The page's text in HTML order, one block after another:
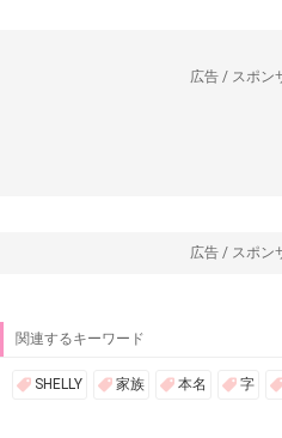
広告 / スポン
広告 / スポン
関連するキーワード
SHELLY 家族 本名 字